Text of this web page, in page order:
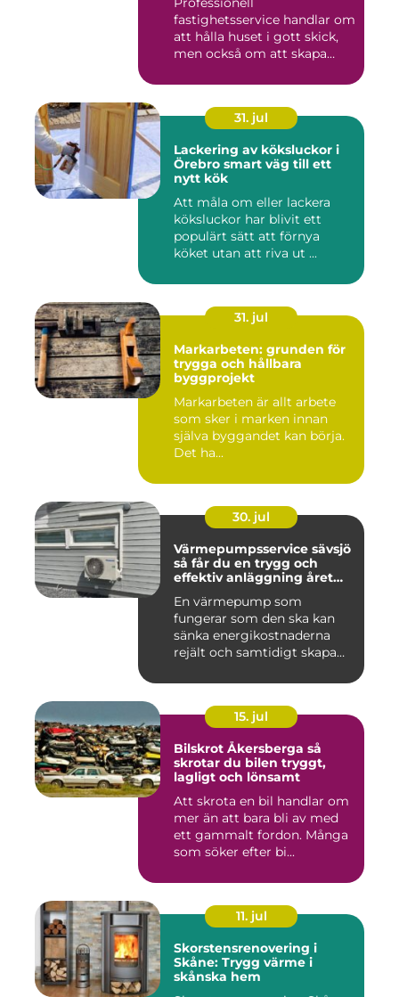
fastighetsservice handlar om
att hålla huset i gott skick,
men också om att skapa
31. jul
Lackering av köksluckor i
Örebro smart väg till ett
nytt kök
Att måla om eller lackera
köksluckor har blivit ett
populärt sätt att förnya
köket utan att riva ut ...
31. jul
Markarbeten: grunden för
trygga och hållbara
byggprojekt
Markarbeten är allt arbete
som sker i marken innan
själva byggandet kan börja.
Det ha...
30. jul
Värmepumpsservice sävsjö
så får du en trygg och
effektiv anläggning året
En värmepump som
fungerar som den ska kan
sänka energikostnaderna
rejält och samtidigt skapa
15. jul
Bilskrot Åkersberga så
skrotar du bilen tryggt,
lagligt och lönsamt
Att skrota en bil handlar om
mer än att bara bli av med
ett gammalt fordon. Många
som söker efter bi...
11. jul
Skorstensrenovering i
Skåne: Trygg värme i
skånska hem